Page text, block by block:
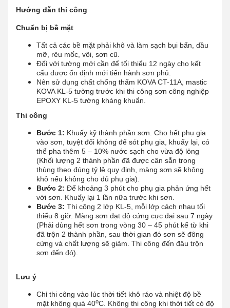
Hướng dẫn thi công
Chuẩn bị bề mặt
Tất cả các bề mặt phải khô và làm sạch bụi bẩn, dầu
mỡ, rêu mốc, vôi, sơn cũ.
Đối với tường mới cần để tối thiểu 12 ngày cho kết
cấu được ổn định mới tiến hành sơn phủ.
Nên sử dụng chất chống thấm KOVA CT-11A, mastic
KOVA KL-5 tường trước khi thi công sơn công nghiệp
EPOXY KL-5 tường kháng khuẩn.
Thi công
Bước 1: Khuấy kỹ thành phần sơn. Cho hết phụ gia
vào sơn, tuyệt đối không để sót phụ gia, khuấy lại, có
thể pha thêm 5 – 10% nước sạch cho vừa độ lỏng
(Khối lượng 2 thành phần đã được cân sẵn trong
thùng theo đúng tỷ lệ quy định, màng sơn sẽ không
khô nếu không cho đủ phụ gia).
Bước 2: Để khoảng 3 phút cho phụ gia phản ứng hết
với sơn. Khuấy lại 1 lần nữa trước khi sơn.
Bước 3: Thi công 2 lớp KL-5, mỗi lớp cách nhau tối
thiểu 8 giờ. Màng sơn đạt độ cứng cực đại sau 7 ngày
(Phải dùng hết sơn trong vòng 30 – 45 phút kể từ khi
đã trộn 2 thành phần, sau thời gian đó sơn sẽ đông
cứng và chất lượng sẽ giảm. Thi công đến đâu trộn
sơn đến đó).
Lưu ý
Chỉ thi công vào lúc thời tiết khô ráo và nhiệt độ bề
mặt không quá 40oC. Không thi công khi thời tiết có độ